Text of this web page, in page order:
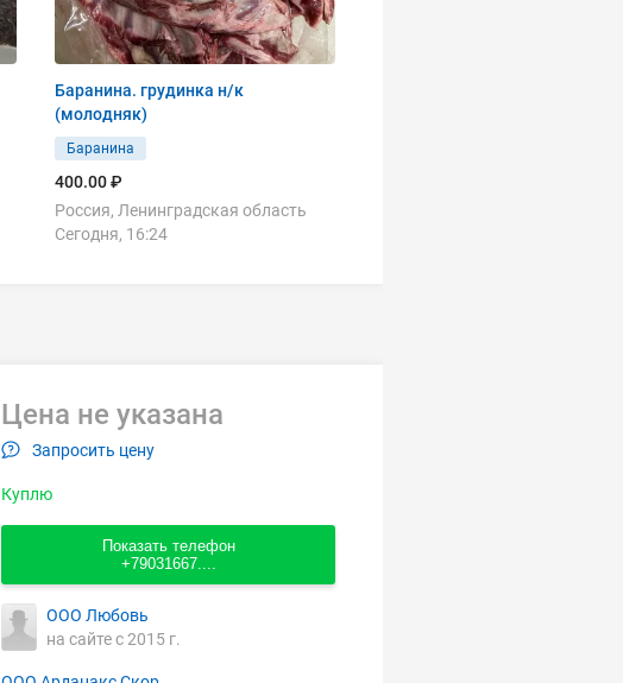
Баранина. грудинка н/к
(молодняк)
Баранина
400.00 ₽
Россия, Ленинградская область
Сегодня, 16:24
Цена не указана
Запросить цену
Куплю
Показать телефон
+79031667....
ООО Любовь
на сайте с 2015 г.